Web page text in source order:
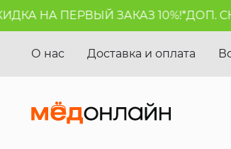
НА ПЕРВЫЙ ЗАКАЗ 10%!*ДОП.
О нас Доставка и оплата